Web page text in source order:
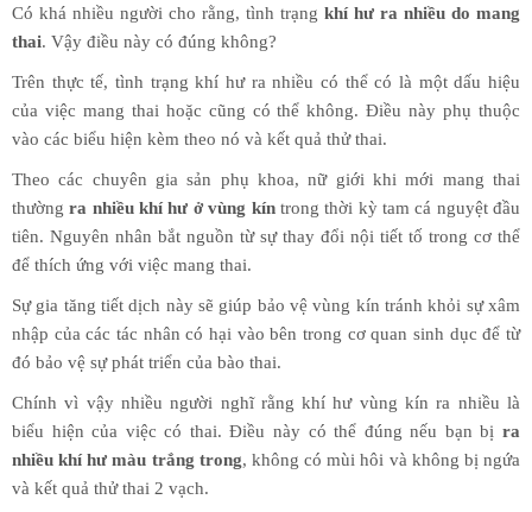
Có khá nhiều người cho rằng, tình trạng khí hư ra nhiều do mang
thai. Vậy điều này có đúng không?
Trên thực tế, tình trạng khí hư ra nhiều có thể có là một dấu hiệu
của việc mang thai hoặc cũng có thể không. Điều này phụ thuộc
vào các biểu hiện kèm theo nó và kết quả thử thai.
Theo các chuyên gia sản phụ khoa, nữ giới khi mới mang thai
thườngra nhiều khí hư ở vùng kíntrong thời kỳ tam cá nguyệt đầu
tiên. Nguyên nhân bắt nguồn từ sự thay đổi nội tiết tố trong cơ thể
để thích ứng với việc mang thai.
Sự gia tăng tiết dịch này sẽ giúp bảo vệ vùng kín tránh khỏi sự xâm
nhập của các tác nhân có hại vào bên trong cơ quan sinh dục để từ
đó bảo vệ sự phát triển của bào thai.
Chính vì vậy nhiều người nghĩ rằng khí hư vùng kín ra nhiều là
biểu hiện của việc có thai. Điều này có thể đúng nếu bạn bị ra
nhiều khí hư màu trắng trong, không có mùi hôi và không bị ngứa
và kết quả thử thai 2 vạch.